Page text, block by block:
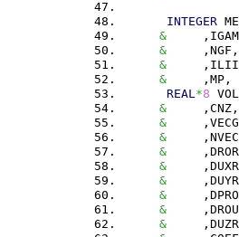
INTEGER
&
&
&
&
     ,MP,
REAL *8
&
&
     ,VECG
&
     ,NVEC
&
&
&
&
&
&